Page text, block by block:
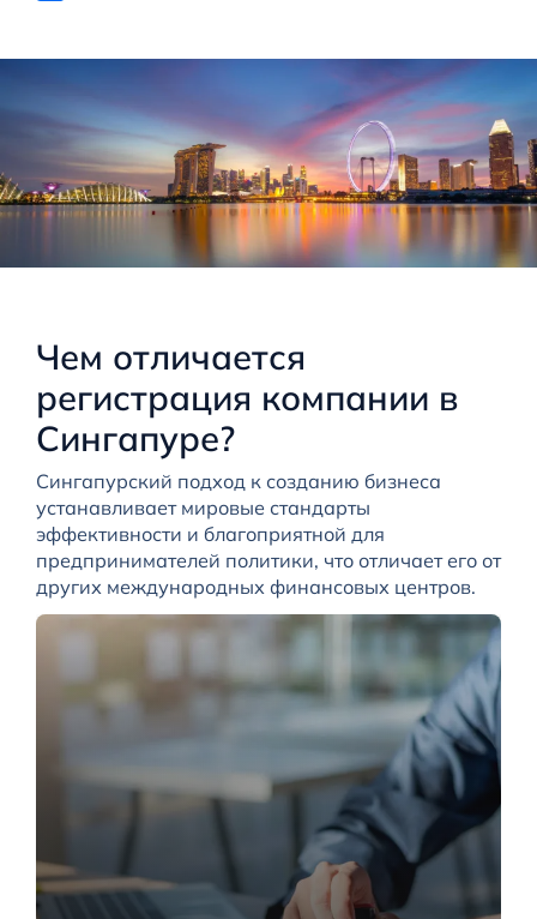
Чем отличается
регистрация компании в
Сингапуре?
Сингапурский подход к созданию бизнеса
устанавливает мировые стандарты
эффективности и благоприятной для
предпринимателей политики, что отличает его от
других международных финансовых центров.